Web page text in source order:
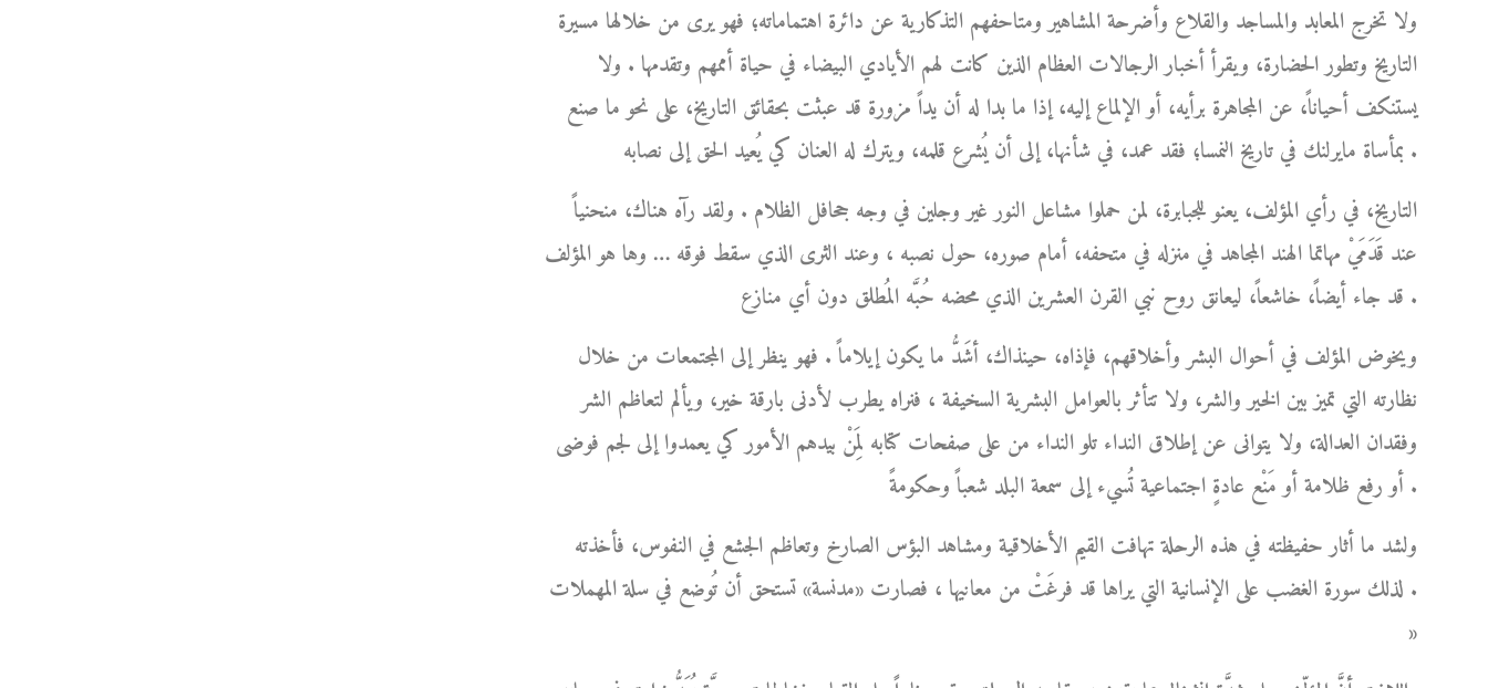
ولا تخرج المعابد والمساجد والقلاع وأضرحة المشاهير ومتاحفهم التذكارية عن دائرة اهتماماته؛ فهو يرى من خلالها مسيرة
التاريخ وتطور الحضارة، ويقرأ أخبار الرجالات العظام الذين كانت لهم الأيادي البيضاء في حياة أممهم وتقدمها . ولا
يستنكف أحياناً، عن المجاهرة برأيه، أو الإلماع إليه، إذا ما بدا له أن يداً مزورة قد عبثت بحقائق التاريخ، على نحو ما صنع
بمأساة مايرلنك في تاريخ النمسا؛ فقد عمد، في شأنها، إلى أن يُشرع قلمه، ويترك له العنان كي يُعيد الحق إلى نصابه .
التاريخ، في رأي المؤلف، يعنو للجبابرة، لمن حملوا مشاعل النور غير وجلين في وجه جحافل الظلام . ولقد رآه هناك، منحنياً
عند قَدَمَيْ مهاتما الهند المجاهد في منزله في متحفه، أمام صوره، حول نصبه ، وعند الثرى الذي سقط فوقه … وها هو المؤلف
قد جاء أيضاً، خاشعاً، ليعانق روح نبي القرن العشرين الذي محضه حُبَّه المُطلق دون أي منازع .
ويخوض المؤلف في أحوال البشر وأخلاقهم، فإذاه، حينذاك، أشَدُّ ما يكون إيلاماً . فهو ينظر إلى المجتمعات من خلال
نظارته التي تميز بين الخير والشر، ولا تتأثر بالعوامل البشرية السخيفة ، فنراه يطرب لأدنى بارقة خير، ويألم لتعاظم الشر
وفقدان العدالة، ولا يتوانى عن إطلاق النداء تلو النداء من على صفحات كتابه لِمَنْ بيدهم الأمور كي يعمدوا إلى لجم فوضى
أو رفع ظلامة أو مَنْع عادةٍ اجتماعية تُسيء إلى سمعة البلد شعباً وحكومةً .
ولشد ما أثار حفيظته في هذه الرحلة تهافت القيم الأخلاقية ومشاهد البؤس الصارخ وتعاظم الجشع في النفوس، فأخذته
لذلك سورة الغضب على الإنسانية التي يراها قد فرغَتْ من معانيها ، فصارت «مدنسة» تستحق أن تُوضع في سلة المهملات .
»